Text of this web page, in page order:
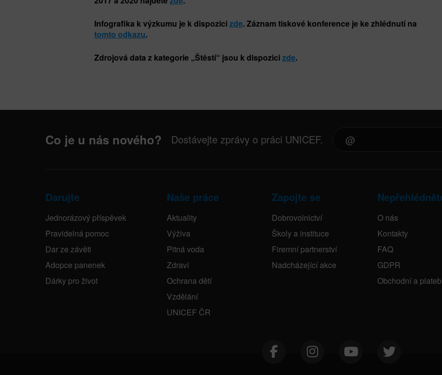
Infografika k výzkumu je k dispozicizde.Záznam tiskové konference je ke zhlédnutí na
tomto odkazu.
Zdrojová data z kategorie „Štěstí“ jsou k dispozicizde.
Co je u nás nového? Dostávejte zprávy o práci UNICEF.
Darujte
Jednorázový příspěvek
Pravidelná pomoc
Dar ze závěti
Adopce panenek
Dárky pro život
Naše práce
Aktuality
Výživa
Pitná voda
Zdraví
Ochrana dětí
Vzdělání
UNICEF ČR
Zapojte se
Dobrovolnictví
Školy a instituce
Firemní partnerství
Nadcházející akce
O nás
Kontakty
FAQ
GDPR
Obchodní a